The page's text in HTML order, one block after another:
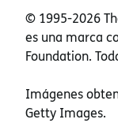
© 1995-2026
es una marca
Foundation.
Imágenes
Getty Images.